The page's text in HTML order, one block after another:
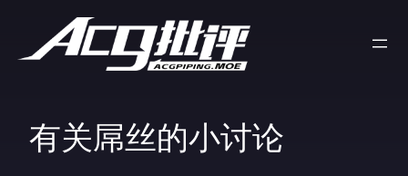
有关屌丝的小讨论